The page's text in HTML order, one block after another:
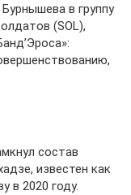
в группу
(SOL),
состав
известен как
в 2020 году.